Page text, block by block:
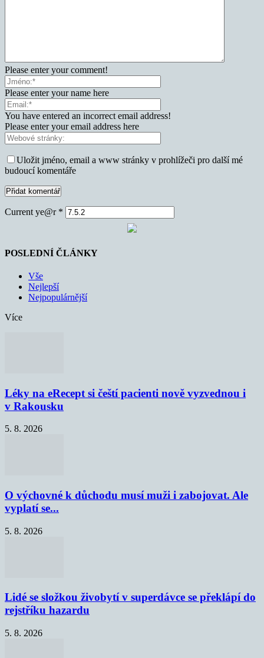
Please enter your comment!
Please enter your name here
You have entered an incorrect email address!
Please enter your email address here
Uložit jméno, email a www stránky v prohlížeči pro další mé
budoucí komentáře
Current ye@r *
POSLEDNÍ ČLÁNKY
Vše
Nejlepší
Nejpopulárnější
Více
Léky na eRecept si čeští pacienti nově vyzvednou i
v Rakousku
5. 8. 2026
O výchovné k důchodu musí muži i zabojovat. Ale
vyplatí se...
5. 8. 2026
Lidé se složkou živobytí v superdávce se překlápí do
rejstříku hazardu
5. 8. 2026